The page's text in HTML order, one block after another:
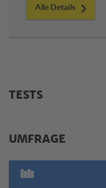
Alle Details
TESTS
UMFRAGE